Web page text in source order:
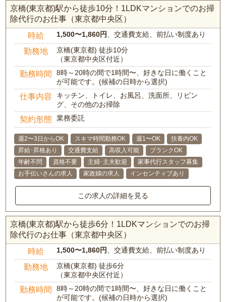
京橋(東京都)駅から徒歩10分！1LDKマンションでのお掃
除代行のお仕事（東京都中央区）
時給 1,500〜1,860円 、交通費支給、前払い制度あり
勤務地
京橋(東京都) 徒歩10分
（東京都中央区付近）
勤務時間
8時～20時の間で1時間〜、好きな日に働くこと
が可能です。(候補の日時から選択)
仕事内容
キッチン、トイレ、お風呂、洗面所、リビン
グ、その他のお掃除
契約形態 業務委託
週2〜3日からOK スキマ時間勤務OK 週1〜OK
扶養内OK
昇給･昇格あり
交通費支給 高収入可能
ブランクOK
年齢不問
資格不要 主婦･主夫歓迎
家事代行スタッフ募集
お手伝いさんの求人
家政婦の求人 インセンティブあり
この求人の詳細を見る
京橋(東京都)駅から徒歩6分！1LDKマンションでのお掃
除代行のお仕事（東京都中央区）
時給 1,500〜1,860円 、交通費支給、前払い制度あり
勤務地
京橋(東京都) 徒歩6分
（東京都中央区付近）
勤務時間
8時～20時の間で1時間〜、好きな日に働くこと
が可能です。(候補の日時から選択)